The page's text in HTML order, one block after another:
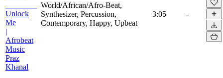
Unlock
Me
|
Afrobeat
Music
Praz
Khanal
World/African/Afro-Beat,
Synthesizer, Percussion,
Contemporary, Happy, Upbeat
3:05 -